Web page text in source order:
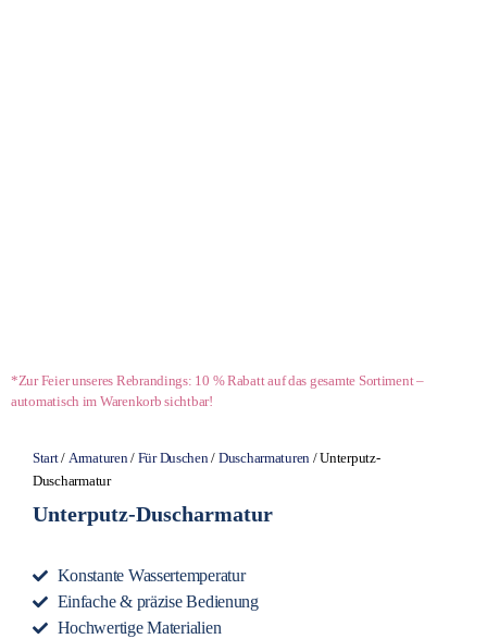
*Zur Feier unseres Rebrandings: 10 % Rabatt auf das gesamte Sortiment –
automatisch im Warenkorb sichtbar!
Start/ Armaturen / Für Duschen / Duscharmaturen / Unterputz-
Duscharmatur
Unterputz-Duscharmatur
Konstante Wassertemperatur
Einfache & präzise Bedienung
Hochwertige Materialien